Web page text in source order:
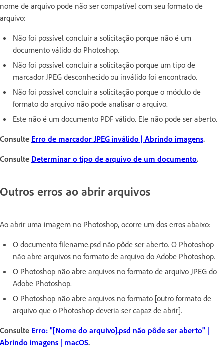
nome de arquivo pode não ser compatível com seu formato de
arquivo:
Não foi possível concluir a solicitação porque não é um
documento válido do Photoshop.
Não foi possível concluir a solicitação porque um tipo de
marcador JPEG desconhecido ou inválido foi encontrado.
Não foi possível concluir a solicitação porque o módulo de
formato do arquivo não pode analisar o arquivo.
Este não é um documento PDF válido. Ele não pode ser aberto.
Consulte Erro de marcador JPEG inválido | Abrindo imagens.
Consulte Determinar o tipo de arquivo de um documento.
Outros erros ao abrir arquivos
Ao abrir uma imagem no Photoshop, ocorre um dos erros abaixo:
O documento filename.psd não pôde ser aberto. O Photoshop
não abre arquivos no formato de arquivo do Adobe Photoshop.
O Photoshop não abre arquivos no formato de arquivo JPEG do
Adobe Photoshop.
O Photoshop não abre arquivos no formato [outro formato de
arquivo que o Photoshop deveria ser capaz de abrir].
Consulte Erro: "[Nome do arquivo].psd não pôde ser aberto" |
Abrindo imagens | macOS.